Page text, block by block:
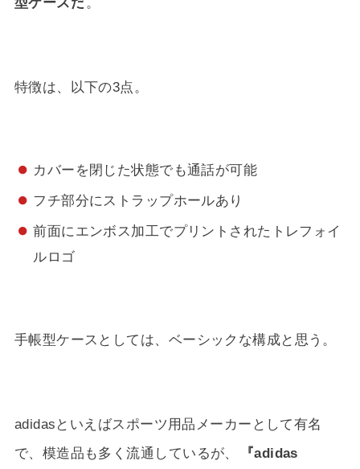
特徴は、以下の3点。
カバーを閉じた状態でも通話が可能
フチ部分にストラップホールあり
前面にエンボス加工でプリントされたトレフォイ
ルロゴ
手帳型ケースとしては、ベーシックな構成と思う。
adidasといえばスポーツ用品メーカーとして有名
で、模造品も多く流通しているが、
『adidas